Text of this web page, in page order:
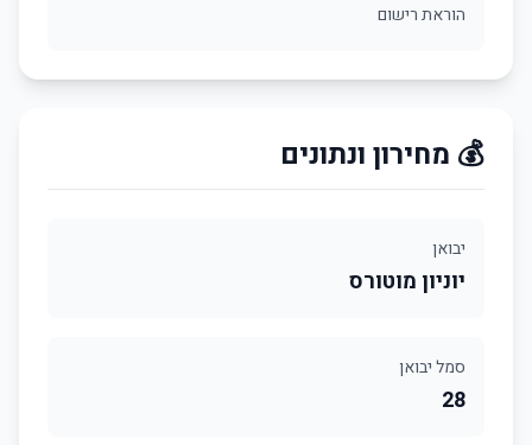
הוראת רישום
💰 מחירון ונתונים
יבואן
יוניון מוטורס
סמל יבואן
28